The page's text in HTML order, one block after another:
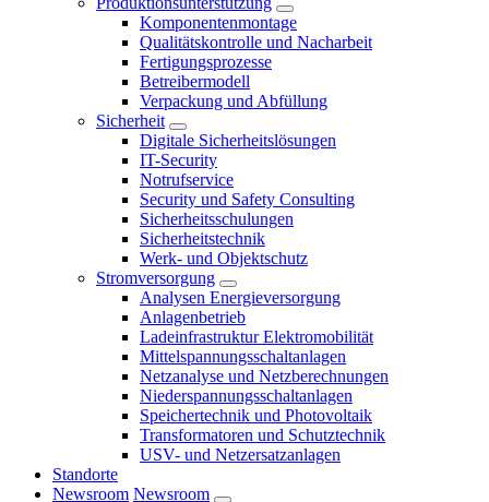
Komponentenmontage
Qualitätskontrolle und Nacharbeit
Fertigungsprozesse
Betreibermodell
Verpackung und Abfüllung
Sicherheit
Digitale Sicherheitslösungen
IT-Security
Notrufservice
Security und Safety Consulting
Sicherheitsschulungen
Sicherheitstechnik
Werk- und Objektschutz
Stromversorgung
Analysen Energieversorgung
Anlagenbetrieb
Ladeinfrastruktur Elektromobilität
Mittelspannungsschaltanlagen
Netzanalyse und Netzberechnungen
Niederspannungsschaltanlagen
Speichertechnik und Photovoltaik
Transformatoren und Schutztechnik
USV- und Netzersatzanlagen
Standorte
Newsroom Newsroom